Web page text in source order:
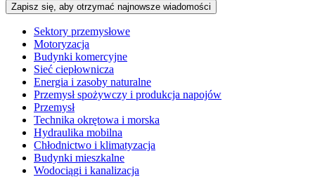
Zapisz się, aby otrzymać najnowsze wiadomości
Sektory przemysłowe
Motoryzacja
Budynki komercyjne
Sieć ciepłownicza
Energia i zasoby naturalne
Przemysł spożywczy i produkcja napojów
Przemysł
Technika okrętowa i morska
Hydraulika mobilna
Chłodnictwo i klimatyzacja
Budynki mieszkalne
Wodociągi i kanalizacja